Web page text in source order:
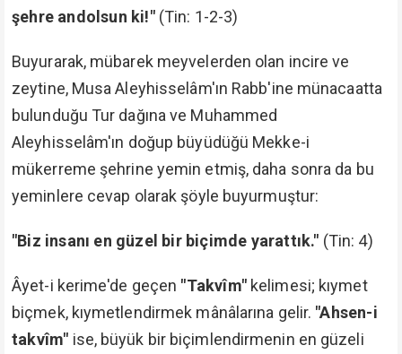
şehre andolsun ki!" (Tin: 1-2-3)
Buyurarak, mübarek meyvelerden olan incire ve
zeytine, Musa Aleyhisselâm'ın Rabb'ine münacaatta
bulunduğu Tur dağına ve Muhammed
Aleyhisselâm'ın doğup büyüdüğü Mekke-i
mükerreme şehrine yemin etmiş, daha sonra da bu
yeminlere cevap olarak şöyle buyurmuştur:
"Biz insanı en güzel bir biçimde yarattık." (Tin: 4)
Âyet-i kerime'de geçen "Takvîm"kelimesi; kıymet
biçmek, kıymetlendirmek mânâlarına gelir. "Ahsen-i
takvîm" ise, büyük bir biçimlendirmenin en güzeli